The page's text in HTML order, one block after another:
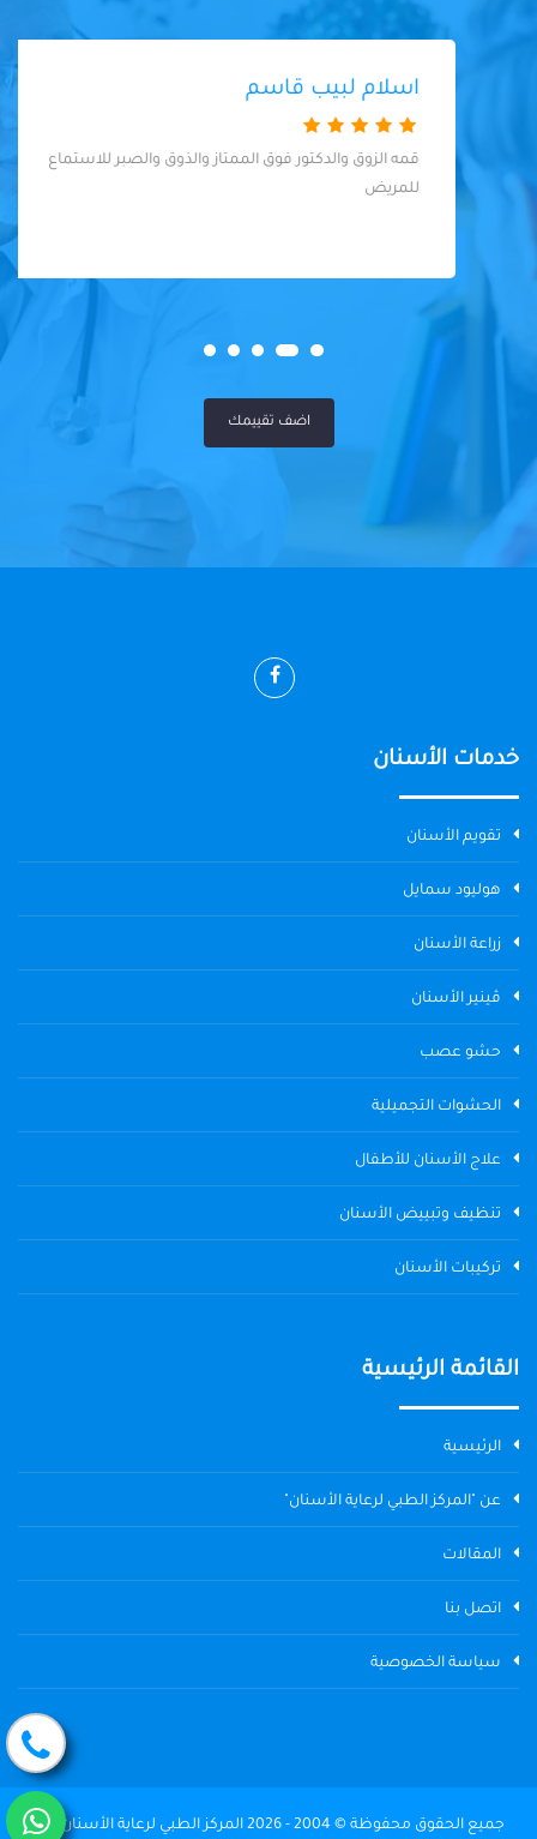
اسلام لبيب قاسم
قمه الزوق والدكتور فوق الممتاز والذوق والصبر للاستماع
للمريض
اضف تقييمك
خدمات الأسنان
تقويم الأسنان
هوليود سمايل
زراعة الأسنان
ڤينير الأسنان
حشو عصب
الحشوات التجميلية
علاج الأسنان للأطفال
تنظيف وتبييض الأسنان
تركيبات الأسنان
القائمة الرئيسية
الرئيسية
عن "المركز الطبي لرعاية الأسنان"
المقالات
اتصل بنا
سياسة الخصوصية
جميع الحقوق محفوظة © 2004 - 2026 المركز الطبي لرعاية الأسنان The